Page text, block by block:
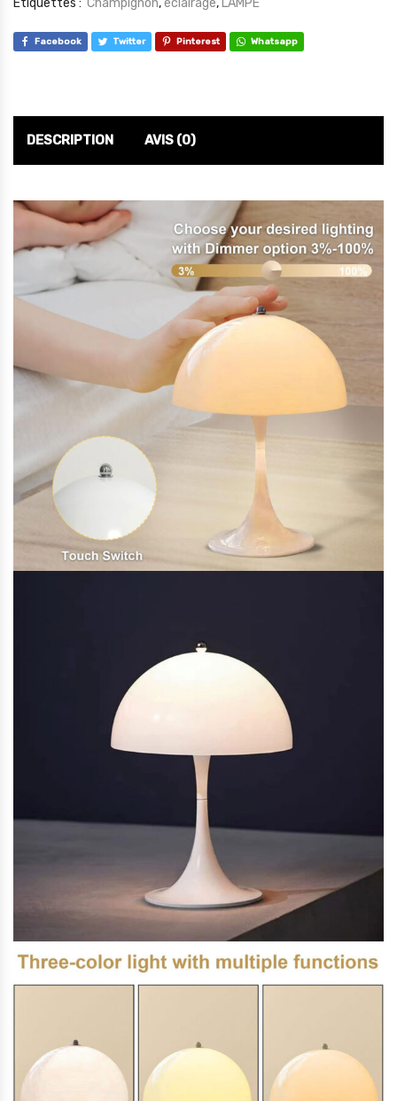
Étiquettes : Champignon,éclairage, LAMPE
Facebook Twitter Pinterest Whatsapp
DESCRIPTION AVIS (0)